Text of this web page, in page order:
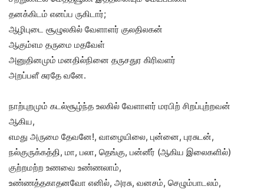
தனக்கிடம் எனப்ப ருகிடார்;
ஆழிபுடை சூழுலகில் வேளாளர் குலதிலகன்
ஆகும்எம தருமை மதவேள்
அனுதினமும் மனதில்நினை தருசதுர கிரிவளர்
அறப்பளீ சுரதே வனே.
நாற்புறமும் கடல்சூழ்ந்த உலகில் வேளாளர் மரபிற் சிறப்புற்றவன்
ஆகிய,
எமது அருமை தேவனே!, வாழையிலை, புன்னை, புரசுடன்,
நல்குருக்கத்தி, மா, பலா, தெங்கு, பன்னீர் (ஆகிய இலைகளில்)
குற்றமற்ற உணவை உண்ணலாம்,
உண்ணத்தகாதனவோ எனில், அரசு, வனசம், செழும்பாடலம்,